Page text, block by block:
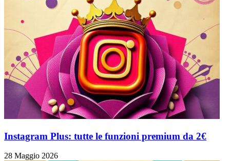
Instagram Plus: tutte le funzioni premium da 2€
28 Maggio 2026